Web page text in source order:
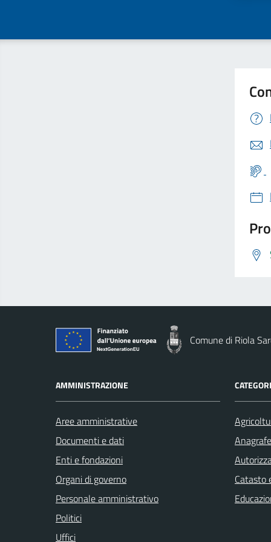
Comune di Riola
AMMINISTRAZIONE
Aree amministrative
Documenti e dati
Enti e fondazioni
Organi di governo
Personale amministrativo
Politici
Uffici
Catasto